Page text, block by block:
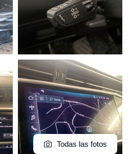
Todas las fotos